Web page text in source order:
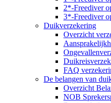
2*-Freediver
3*-Freediver
Duikverzekering
Overzicht
FAQ
De belangen van
Overzicht
NOB